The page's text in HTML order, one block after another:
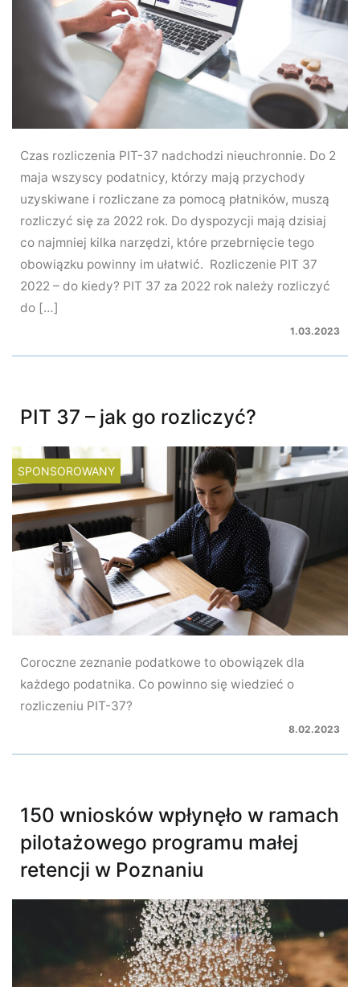
Czas rozliczenia PIT-37 nadchodzi nieuchronnie. Do 2
maja wszyscy podatnicy, którzy mają przychody
uzyskiwane i rozliczane za pomocą płatników, muszą
rozliczyć się za 2022 rok. Do dyspozycji mają dzisiaj
co najmniej kilka narzędzi, które przebrnięcie tego
obowiązku powinny im ułatwić. Rozliczenie PIT 37
2022 – do kiedy? PIT 37 za 2022 rok należy rozliczyć
do […]
1.03.2023
PIT 37 – jak go rozliczyć?
SPONSOROWANY
Coroczne zeznanie podatkowe to obowiązek dla
każdego podatnika. Co powinno się wiedzieć o
rozliczeniu PIT-37?
8.02.2023
150 wniosków wpłynęło w ramach
pilotażowego programu małej
retencji w Poznaniu